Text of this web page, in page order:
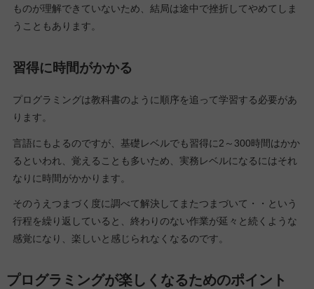
ものが理解できていないため、結局は途中で挫折してやめてしま
うこともあります。
習得に時間がかかる
プログラミングは教科書のように順序を追って学習する必要があ
ります。
言語にもよるのですが、基礎レベルでも習得に2～300時間はかか
るといわれ、覚えることも多いため、実務レベルになるにはそれ
なりに時間がかかります。
そのうえつまづく度に調べて解決してまたつまづいて・・という
行程を繰り返していると、終わりのない作業が延々と続くような
感覚になり、楽しいと感じられなくなるのです。
プログラミングが楽しくなるためのポイント